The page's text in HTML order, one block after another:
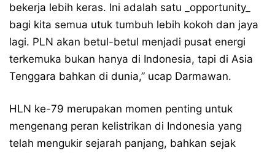
bekerja lebih keras. Ini adalah satu _opportunity_
bagi kita semua utuk tumbuh lebih kokoh dan jaya
lagi. PLN akan betul-betul menjadi pusat energi
terkemuka bukan hanya di Indonesia, tapi di Asia
Tenggara bahkan di dunia,” ucap Darmawan.
HLN ke-79 merupakan momen penting untuk
mengenang peran kelistrikan di Indonesia yang
telah mengukir sejarah panjang, bahkan sejak